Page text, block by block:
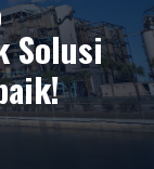
Solusi